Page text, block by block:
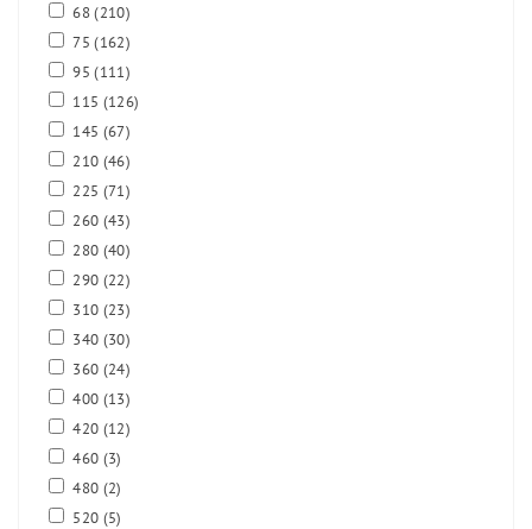
68(210)
75(162)
95(111)
115 (126)
145 (67)
210 (46)
225 (71)
260 (43)
280 (40)
290 (22)
310 (23)
340 (30)
360 (24)
400 (13)
420 (12)
460 (3)
480 (2)
520 (5)